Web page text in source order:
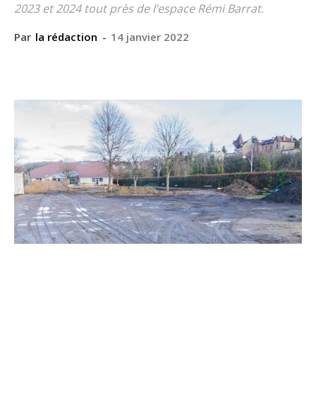
2023 et 2024 tout près de l’espace Rémi Barrat.
Par la rédaction - 14 janvier 2022